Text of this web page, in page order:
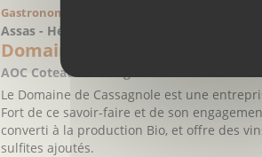
Gastronomie > Producteur > Vins
Assas - Hérault
Domaine de Cassagnole
AOC Coteaux du languedoc
Le Domaine de Cassagnole est une
Fort de ce savoir-faire et de son
converti à la production Bio, et offre des
sulfites ajoutés.